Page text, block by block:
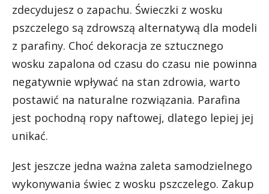
zdecydujesz o zapachu. Świeczki z wosku
pszczelego są zdrowszą alternatywą dla modeli
z parafiny. Choć dekoracja ze sztucznego
wosku zapalona od czasu do czasu nie powinna
negatywnie wpływać na stan zdrowia, warto
postawić na naturalne rozwiązania. Parafina
jest pochodną ropy naftowej, dlatego lepiej jej
unikać.
Jest jeszcze jedna ważna zaleta samodzielnego
wykonywania świec z wosku pszczelego. Zakup